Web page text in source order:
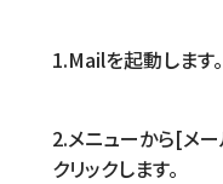
1.Mailを起動します。
2.メニューから[メ
クリックします。